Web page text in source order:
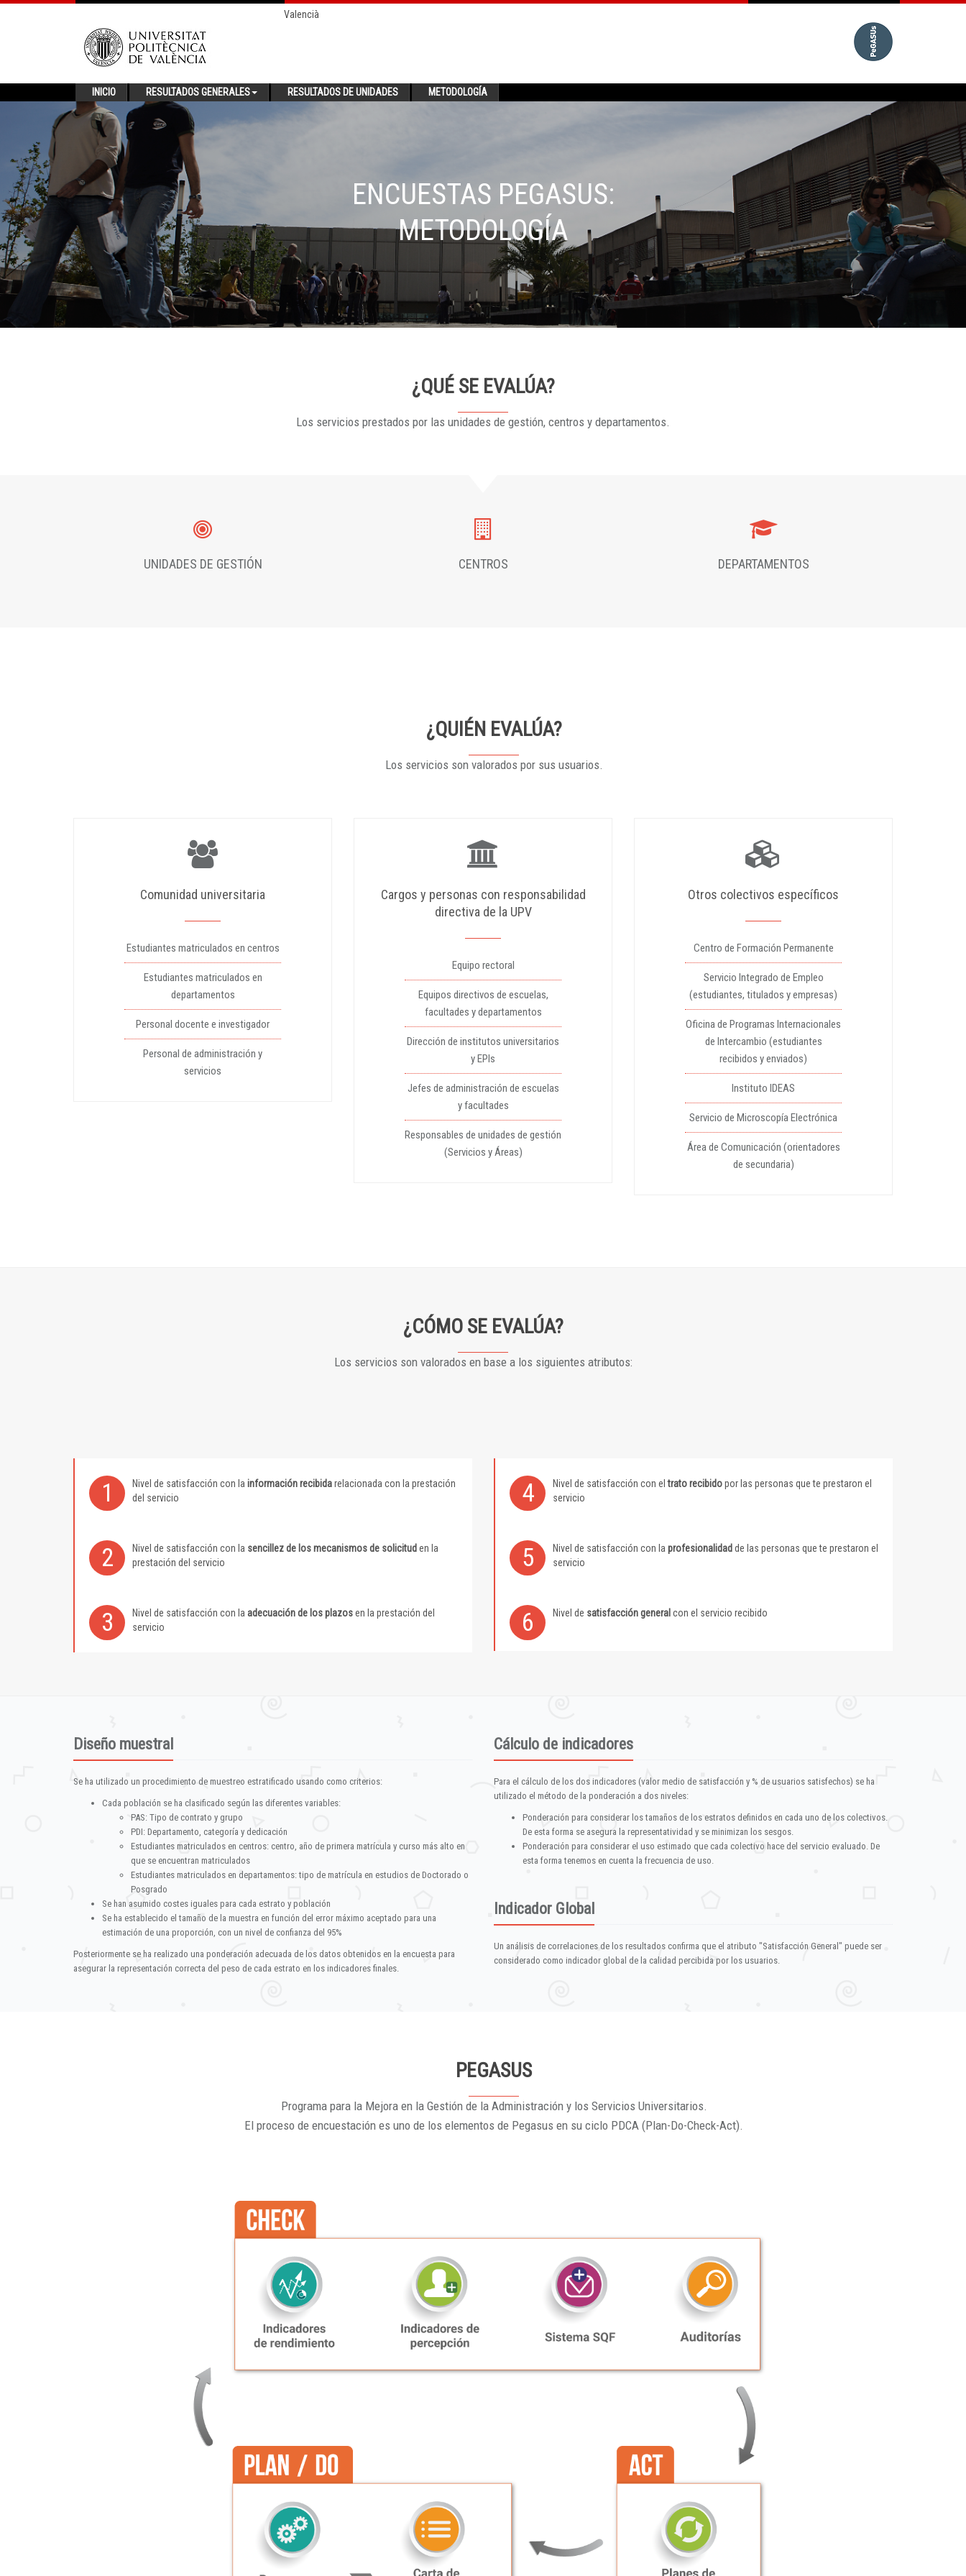
Valencià
INICIO RESULTADOS GENERALES RESULTADOS DE UNIDADES METODOLOGÍA
ENCUESTAS PEGASUS:
METODOLOGÍA
¿QUÉ SE EVALÚA?
Los servicios prestados por las unidades de gestión, centros y departamentos.
UNIDADES DE GESTIÓN CENTROS DEPARTAMENTOS
¿QUIÉN EVALÚA?
Los servicios son valorados por sus usuarios.
Comunidad universitaria
Estudiantes matriculados en centros
Estudiantes matriculados en
departamentos
Personal docente e investigador
Personal de administración y
servicios
Cargos y personas con responsabilidad
directiva de la UPV
Equipo rectoral
Equipos directivos de escuelas,
facultades y departamentos
Dirección de institutos universitarios
y EPIs
Jefes de administración de escuelas
y facultades
Responsables de unidades de gestión
(Servicios y Áreas)
Otros colectivos específicos
Centro de Formación Permanente
Servicio Integrado de Empleo
(estudiantes, titulados y empresas)
Oficina de Programas Internacionales
de Intercambio (estudiantes
recibidos y enviados)
Instituto IDEAS
Servicio de Microscopía Electrónica
Área de Comunicación (orientadores
de secundaria)
¿CÓMO SE EVALÚA?
Los servicios son valorados en base a los siguientes atributos:
1 Nivel de satisfacción con la información recibidarelacionada con la prestación
del servicio
4 Nivel de satisfacción con eltrato recibidopor las personas que te prestaron el
servicio
2 Nivel de satisfacción con la sencillez de los mecanismos de solicitud en la
prestación del servicio
5 Nivel de satisfacción con la profesionalidad de las personas que te prestaron el
servicio
3 Nivel de satisfacción con la adecuación de los plazosen la prestación del
servicio
6 Nivel de satisfacción general con el servicio recibido
Diseño muestral
Se ha utilizado un procedimiento de muestreo estratificado usando como criterios:
Cada población se ha clasificado según las diferentes variables:
PAS: Tipo de contrato y grupo
PDI: Departamento, categoría y dedicación
Estudiantes matriculados en centros: centro, año de primera matrícula y curso más alto en
que se encuentran matriculados
Estudiantes matriculados en departamentos: tipo de matrícula en estudios de Doctorado o
Posgrado
Se han asumido costes iguales para cada estrato y población
Se ha establecido el tamaño de la muestra en función del error máximo aceptado para una
estimación de una proporción, con un nivel de confianza del 95%
Posteriormente se ha realizado una ponderación adecuada de los datos obtenidos en la encuesta para
asegurar la representación correcta del peso de cada estrato en los indicadores finales.
Cálculo de indicadores
Para el cálculo de los dos indicadores (valor medio de satisfacción y % de usuarios satisfechos) se ha
utilizado el método de la ponderación a dos niveles:
Ponderación para considerar los tamaños de los estratos definidos en cada uno de los colectivos.
De esta forma se asegura la representatividad y se minimizan los sesgos.
Ponderación para considerar el uso estimado que cada colectivo hace del servicio evaluado. De
esta forma tenemos en cuenta la frecuencia de uso.
Indicador Global
Un análisis de correlaciones de los resultados confirma que el atributo "Satisfacción General" puede ser
considerado como indicador global de la calidad percibida por los usuarios.
PEGASUS
Programa para la Mejora en la Gestión de la Administración y los Servicios Universitarios.
El proceso de encuestación es uno de los elementos de Pegasus en su ciclo PDCA (Plan-Do-Check-Act).